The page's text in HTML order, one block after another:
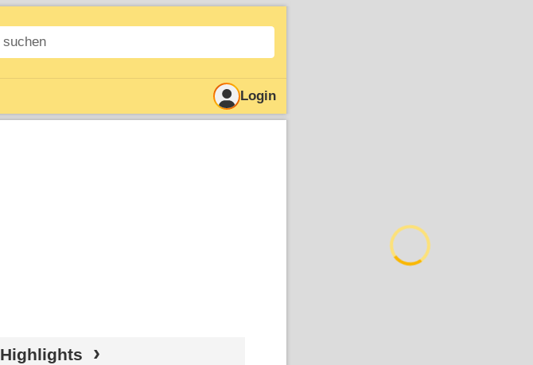
Login
Highlights